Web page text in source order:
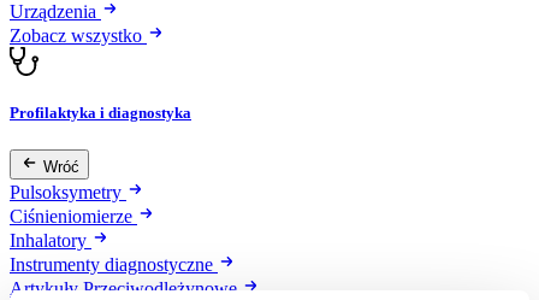
Urządzenia
Zobacz wszystko
Profilaktyka i diagnostyka
Wróć
Pulsoksymetry
Ciśnieniomierze
Inhalatory
Instrumenty diagnostyczne
Artykuły Przeciwodleżynowe